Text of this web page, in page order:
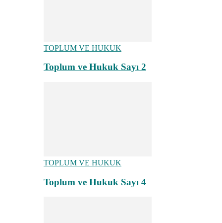
TOPLUM VE HUKUK
Toplum ve Hukuk Sayı 2
TOPLUM VE HUKUK
Toplum ve Hukuk Sayı 4